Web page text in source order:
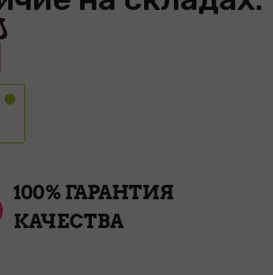
100% ГАРАНТИЯ
КАЧЕСТВА